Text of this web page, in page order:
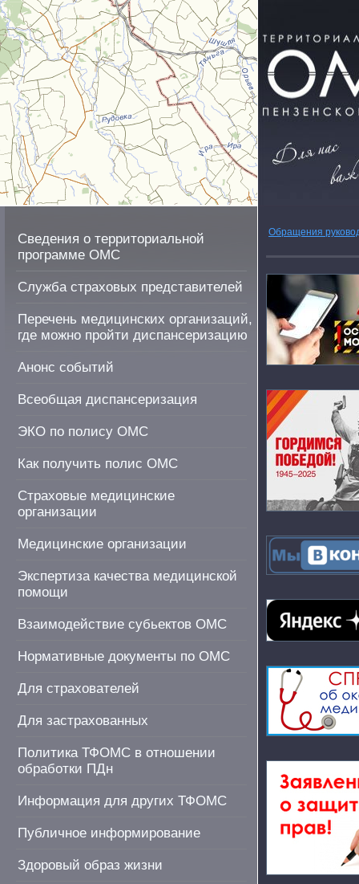
Сведения о территориальной
программе ОМС
Служба страховых представителей
Перечень медицинских организаций,
где можно пройти диспансеризацию
Анонс событий
Всеобщая диспансеризация
ЭКО по полису ОМС
Как получить полис ОМС
Страховые медицинские
организации
Медицинские организации
Экспертиза качества медицинской
помощи
Взаимодействие субьектов ОМС
Нормативные документы по ОМС
Для страхователей
Для застрахованных
Политика ТФОМС в отношении
обработки ПДн
Информация для других ТФОМС
Публичное информирование
Здоровый образ жизни
Обращения